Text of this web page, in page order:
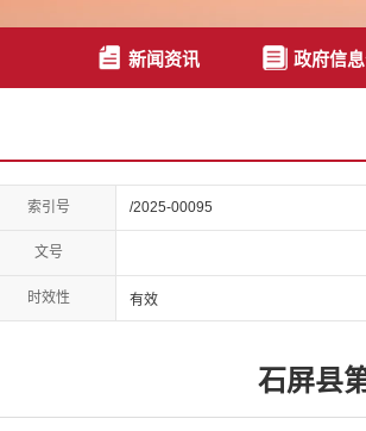
新闻资讯 政府信
索引号 /2025-00095
文号
时效性 有效
石屏县